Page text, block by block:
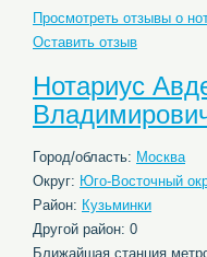
Просмотреть отзывы о
Оставить отзыв
Нотариус
Город/область: Москва
Округ: Юго-Восточный
Район: Кузьминки
Другой район: 0
Ближайшая станция